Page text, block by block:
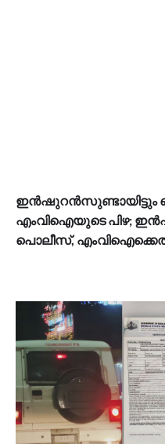
ഇൻഷുറൻസുണ്ടായിട്ടും
എംവിഐയുടെ പിഴ;
പൊലീസ്,